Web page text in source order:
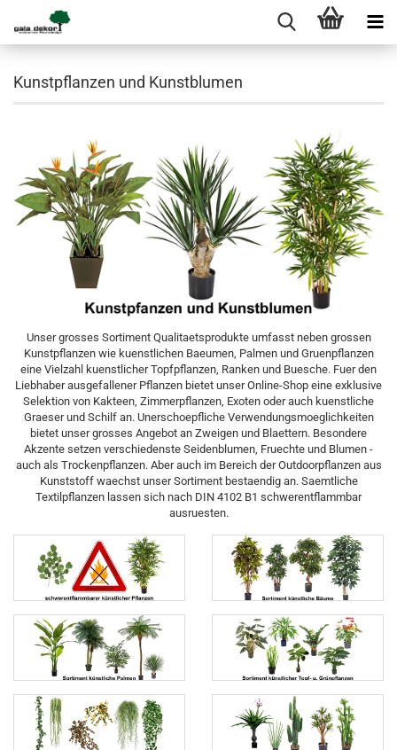
Kunstpflanzen und Kunstblumen
Unser grosses Sortiment Qualitaetsprodukte umfasst neben grossen
Kunstpflanzen wie kuenstlichen Baeumen, Palmen und Gruenpflanzen
eine Vielzahl kuenstlicher Topfpflanzen, Ranken und Buesche. Fuer den
Liebhaber ausgefallener Pflanzen bietet unser Online-Shop eine exklusive
Selektion von Kakteen, Zimmerpflanzen, Exoten oder auch kuenstliche
Graeser und Schilf an. Unerschoepfliche Verwendungsmoeglichkeiten
bietet unser grosses Angebot an Zweigen und Blaettern. Besondere
Akzente setzen verschiedenste Seidenblumen, Fruechte und Blumen -
auch als Trockenpflanzen. Aber auch im Bereich der Outdoorpflanzen aus
Kunststoff waechst unser Sortiment bestaendig an. Saemtliche
Textilpflanzen lassen sich nach DIN 4102 B1 schwerentflammbar
ausruesten.